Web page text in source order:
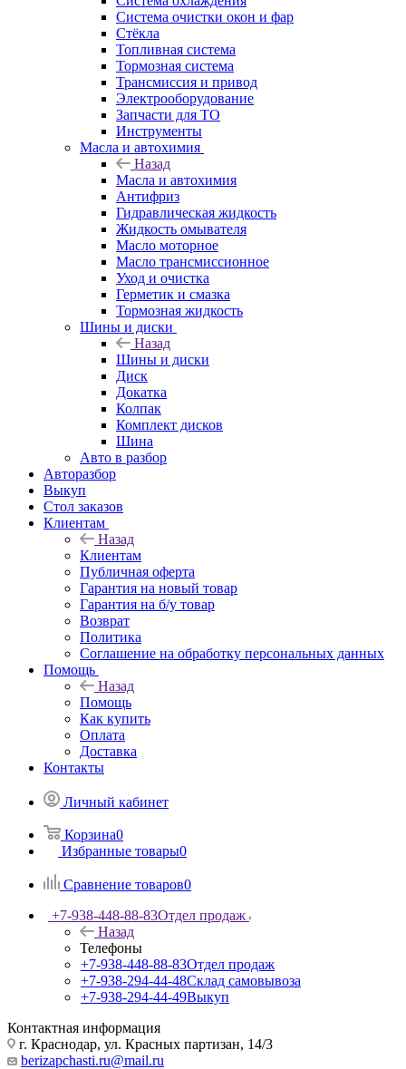
Система очистки окон и фар
Стёкла
Топливная система
Тормозная система
Трансмиссия и привод
Электрооборудование
Запчасти для ТО
Инструменты
Масла и автохимия
Назад
Масла и автохимия
Антифриз
Гидравлическая жидкость
Жидкость омывателя
Масло моторное
Масло трансмиссионное
Уход и очистка
Герметик и смазка
Тормозная жидкость
Шины и диски
Назад
Шины и диски
Диск
Докатка
Колпак
Комплект дисков
Шина
Авто в разбор
Авторазбор
Выкуп
Стол заказов
Клиентам
Назад
Клиентам
Публичная оферта
Гарантия на новый товар
Гарантия на б/у товар
Возврат
Политика
Соглашение на обработку персональных данных
Помощь
Назад
Помощь
Как купить
Оплата
Доставка
Контакты
Личный кабинет
Корзина0
Избранные товары0
Сравнение товаров0
+7-938-448-88-83Отдел продаж
Назад
Телефоны
+7-938-448-88-83Отдел продаж
+7-938-294-44-48Склад самовывоза
+7-938-294-44-49Выкуп
Контактная информация
г. Краснодар, ул. Красных партизан, 14/3
berizapchasti.ru@mail.ru